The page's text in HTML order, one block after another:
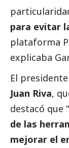
para evitar
plataforma
explicaba
El
Juan Riva,
destacó que “
de las
mejorar el